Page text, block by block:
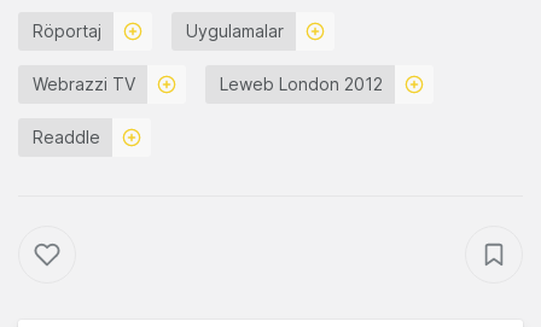
Röportaj Uygulamalar
Webrazzi TV Leweb London 2012
Readdle